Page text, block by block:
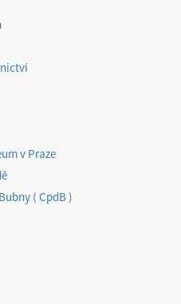
v Praze
( CpdB )